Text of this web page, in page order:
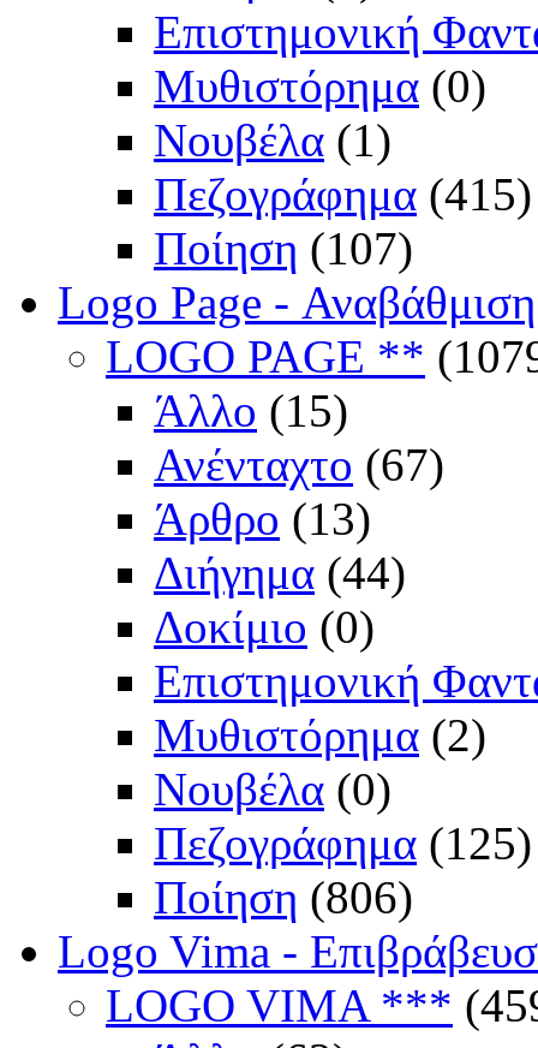
Επιστημονική
Μυθιστόρημα (0)
Νουβέλα (1)
Πεζογράφημα (415)
Ποίηση (107)
Logo Page -
LOGO PAGE **
Άλλο (15)
Ανένταχτο (67)
Άρθρο (13)
Διήγημα (44)
Δοκίμιο (0)
Επιστημονική
Μυθιστόρημα (2)
Νουβέλα (0)
Πεζογράφημα (125)
Ποίηση (806)
Logo Vima -
LOGO VIMA ***